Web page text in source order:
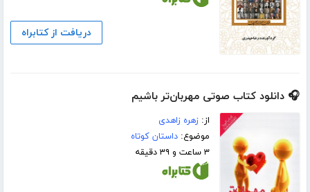
دریافت از کتابراه
🎧 دانلود کتاب صوتی مهربان‌تر باشیم
از:زهره زاهدی
موضوع:داستان کوتاه
۳ ساعت و ۳۹ دقیقه